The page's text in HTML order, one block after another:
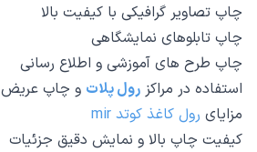
چاپ تصاویر گرافیکی با کیفیت بالا
چاپ تابلوهای نمایشگاهی
چاپ طرح های آموزشی و اطلاع رسانی
استفاده در مراکز رول پلات و چاپ عریض
مزایای رول کاغذ کوتد mir
کیفیت چاپ بالا و نمایش دقیق جزئیات